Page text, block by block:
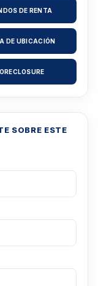
DE RENTA
DE UBICACIÓN
SOBRE ESTE